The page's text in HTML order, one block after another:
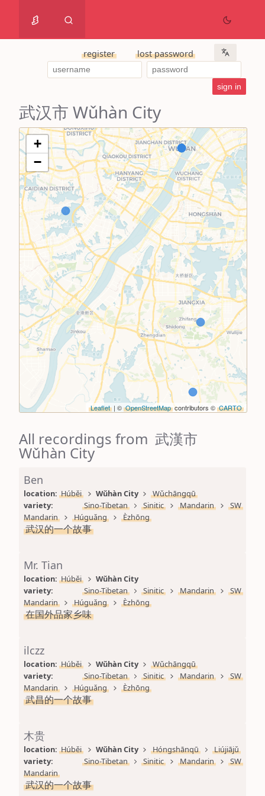
register lost password
武汉市 Wǔhàn City
+
−
Leaflet | © OpenStreetMap contributors © CARTO
All recordings from 武漢市
Wǔhàn City
Ben
location: Húběi Wǔhàn City
Wǔchāngqū
variety:
Sino-Tibetan Sinitic Mandarin
SW
Mandarin
Húguǎng Èzhōng
武汉的一个故事
Mr. Tian
location: Húběi
Wǔhàn City
variety:
Sino-Tibetan Sinitic Mandarin
SW
Mandarin
Húguǎng Èzhōng
在国外品家乡味
ilczz
location: Húběi Wǔhàn City
Wǔchāngqū
variety:
Sino-Tibetan Sinitic Mandarin
SW
Mandarin
Húguǎng Èzhōng
武昌的一个故事
木贵
location: Húběi Wǔhàn City Hóngshānqū
Liújiājǔ
variety:
Sino-Tibetan Sinitic Mandarin
SW
Mandarin
武汉的一个故事